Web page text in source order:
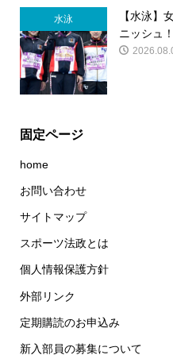
水泳
【水泳】
ニッシュ
固定ページ
home
お問い合わせ
サイトマップ
スポーツ法政とは
個人情報保護方針
外部リンク
定期購読のお申込み
新入部員の募集について